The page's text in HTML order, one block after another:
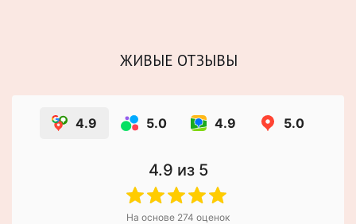
ЖИВЫЕ ОТЗЫВЫ
4.9 5.0 4.9 5.0
4.9 из 5
На основе 274 оценок